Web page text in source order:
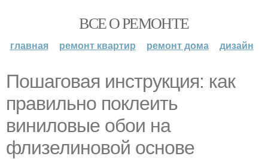
ВСЕ О РЕМОНТЕ
главная ремонт квартир ремонт дома дизайн
Пошаговая инструкция: как
правильно поклеить
виниловые обои на
флизелиновой основе